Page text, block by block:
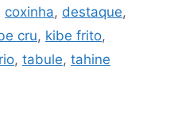
coxinha, destaque,
cru, kibe frito,
, tabule, tahine